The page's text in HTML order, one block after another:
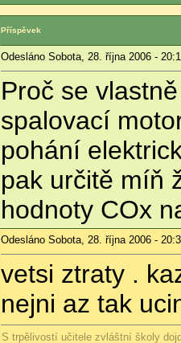
Příspěvek
Odesláno Sobota, 28. října 2006 -
Proč se
spalovací
pohání
pak určitě míň
hodnoty COx
Odesláno Sobota, 28. října 2006 -
vetsi ztraty .
nejni az tak
S trpělivostí učitele zvláštní školy